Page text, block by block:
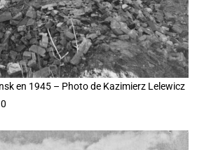
en 1945 – Photo de Kazimierz Lelewicz